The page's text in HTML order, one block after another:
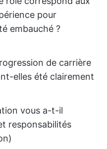
pour
embauché ?
de carrière
elles été clairement
vous a-t-il
responsabilités